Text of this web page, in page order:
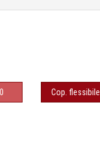
Cop. flessibile